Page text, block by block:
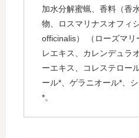
加水分解蜜蝋、香料（香
物、ロスマリナスオフィ
officinalis） （ローズマリ
レエキス、カレンデュラ
ーエキス、コレステロー
ール*、ゲラニオール*、
*。